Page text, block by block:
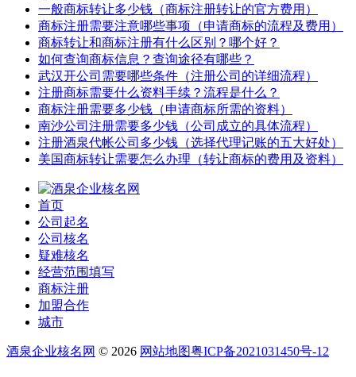
一般商标转让多少钱（商标注册转让的官方费用）
商标注册需要注意哪些事项（申请商标的流程及费用）
商标转让和商标注册有什么区别？哪个好？
如何查询商标信息？查询途径有哪些？
武汉开公司需要哪些条件（注册公司的详细流程）
注册商标需要什么资料手续？流程是什么？
商标注册需要多少钱（申请商标所需的资料）
南沙公司注册需要多少钱（公司成立的具体流程）
注册酒泉代帐公司多少钱（选择代理记账的五大好处）
美国商标转让需要怎么办理（转让商标的费用及资料）
首页
公司起名
公司核名
疑难核名
经营范围填写
商标注册
加盟合作
城市
酒泉企业核名网 © 2026 网站地图粤ICP备2021031450号-12